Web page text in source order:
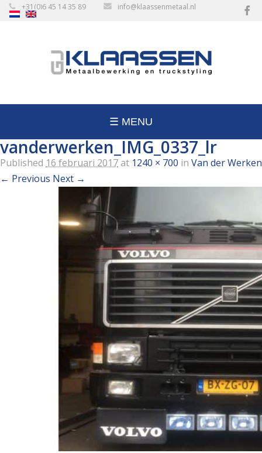
+31(0)6 45 14 35 89 info@klaassenmetaal.nl
☰ MENU
vanderwerken_IMG_0337_lr
Published 16 februari 2017at 1240 × 700 in Van der Werken
← Previous Next →